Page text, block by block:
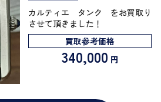
カルティエ タンク をお買取り
させて頂きました！
買取参考価格
340,000 円